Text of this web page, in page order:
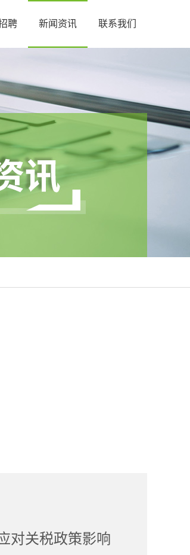
聘 新闻资讯 联系我们
对关税政策影响